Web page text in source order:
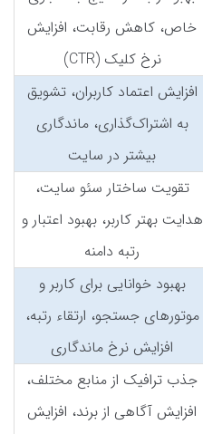
خاص، کاهش رقابت، افزایش
نرخ کلیک (CTR)
افزایش اعتماد کاربران، تشویق
به اشتراک‌گذاری، ماندگاری
بیشتر در سایت
تقویت ساختار سئو سایت،
هدایت بهتر کاربر، بهبود اعتبار و
رتبه دامنه
بهبود خوانایی برای کاربر و
موتورهای جستجو، ارتقاء رتبه،
افزایش نرخ ماندگاری
جذب ترافیک از منابع مختلف،
افزایش آگاهی از برند، افزایش